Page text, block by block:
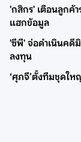
'กสิกร' เตือนลูกค้
แฮกข้อมูล
'ซีพี' จ่อดำเนินคดี
ลงทุน
‘ศุภจี’ตั้งทีมชุดให